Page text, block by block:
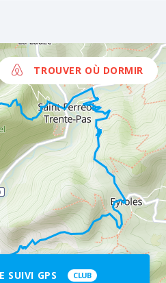
TROUVER OÙ DORMIR
SUIVI GPS CLUB